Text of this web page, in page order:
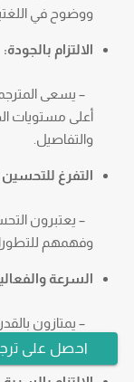
ووضوح في
الالتزام بالجودة:
– يسعى
أعلى مستويات
والتفاصيل.
التفرغ
– يعتبرون
وفهمهم
السرعة
– يمتازون
المساس بالجودة،
احصل على